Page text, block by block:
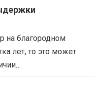
на благородном
лет, то это может